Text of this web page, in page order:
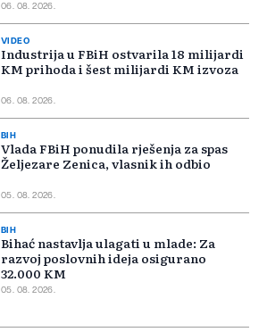
06. 08. 2026.
VIDEO
Industrija u FBiH ostvarila 18 milijardi
KM prihoda i šest milijardi KM izvoza
06. 08. 2026.
BIH
Vlada FBiH ponudila rješenja za spas
Željezare Zenica, vlasnik ih odbio
05. 08. 2026.
BIH
Bihać nastavlja ulagati u mlade: Za
razvoj poslovnih ideja osigurano
32.000 KM
05. 08. 2026.